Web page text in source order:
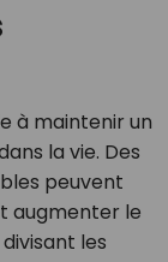
à maintenir un
la vie. Des
peuvent
augmenter le
les